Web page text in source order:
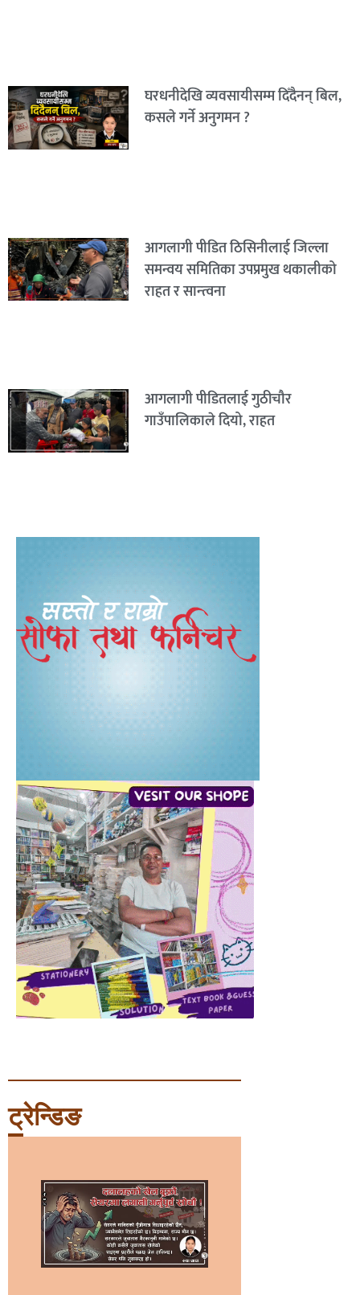
घरधनीदेखि व्यवसायीसम्म दिँदैनन् बिल,
कसले गर्ने अनुगमन ?
आगलागी पीडित ठिसिनीलाई जिल्ला
समन्वय समितिका उपप्रमुख थकालीको
राहत र सान्त्वना
आगलागी पीडितलाई गुठीचौर
गाउँपालिकाले दियो, राहत
ट्रेन्डिङ